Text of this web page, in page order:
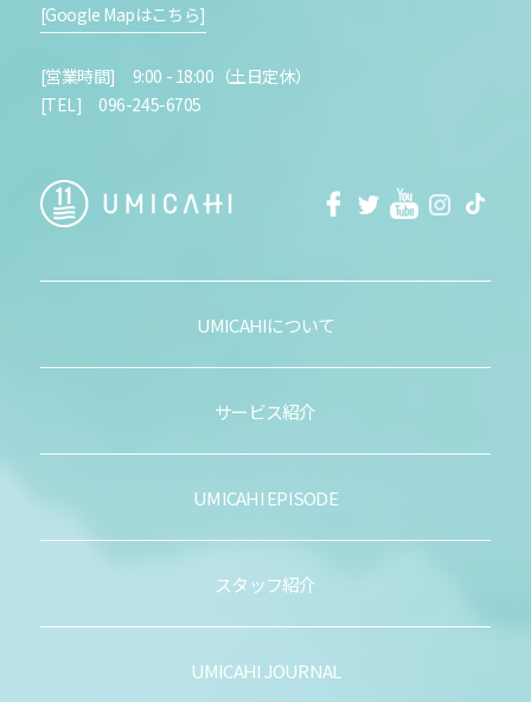
[Google Mapはこちら]
[営業時間] 9:00 - 18:00（土日定休）
[TEL] 096-245-6705
facebookTwitterYoutube
UMICAHIについて
サービス紹介
UMICAHI EPISODE
スタッフ紹介
UMICAHI JOURNAL